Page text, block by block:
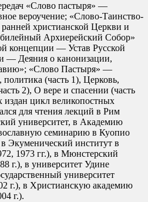
«Слово пастыря» —
вероучение; «Слово-Таинство-
христианской Церкви и
Архиерейский Собор»
концепции — Устав Русской
— Деяния о канонизации,
«Слово Пастыря» —
политика (часть 1), Церковь,
2), О вере и спасении (часть
издан цикл великопостных
для чтения лекций в Рим
университет, в Академию
семинарию в Куопио
Экуменический институт в
1973 гг.), в Мюнстерский
г.), в университет Удине
университет
г.), в Христианскую академию
г.).